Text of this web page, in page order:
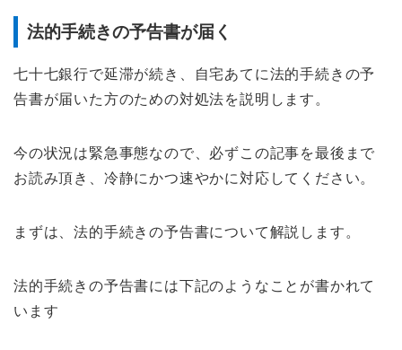
法的手続きの予告書が届く
七十七銀行で延滞が続き、自宅あてに法的手続きの予
告書が届いた方のための対処法を説明します。
今の状況は緊急事態なので、必ずこの記事を最後まで
お読み頂き、冷静にかつ速やかに対応してください。
まずは、法的手続きの予告書について解説します。
法的手続きの予告書には下記のようなことが書かれて
います